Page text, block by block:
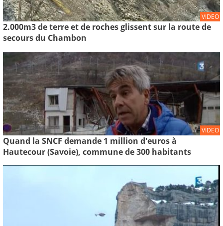
VIDEO
2.000m3 de terre et de roches glissent sur la route de
secours du Chambon
VIDEO
Quand la SNCF demande 1 million d'euros à
Hautecour (Savoie), commune de 300 habitants